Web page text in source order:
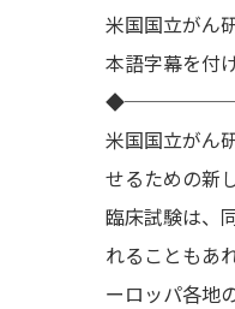
米国国立がん
本語字幕を付
米国国立がん
せるための新
臨床試験は、
れることもあ
ーロッパ各地